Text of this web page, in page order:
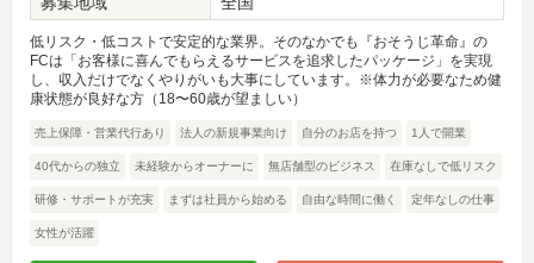
低リスク・低コストで安定的な業界。そのなかでも『おそうじ革命』の
FCは「お客様に喜んでもらえるサービスを追求したパッケージ」を実現
し、収入だけでなくやりがいも大事にしています。※体力が必要なため健
康状態が良好な方（18〜60歳が望ましい）
売上保障・営業代行あり 法人の新規事業向け 自分のお店を持つ 1人で開業
40代からの独立 未経験からオーナーに 無店舗型のビジネス 在庫なしで低リスク
研修・サポートが充実 まずは社員から始める 自由な時間に働く 定年なしの仕事
女性が活躍